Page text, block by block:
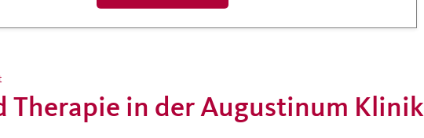
Therapie in der Augustinum Klinik